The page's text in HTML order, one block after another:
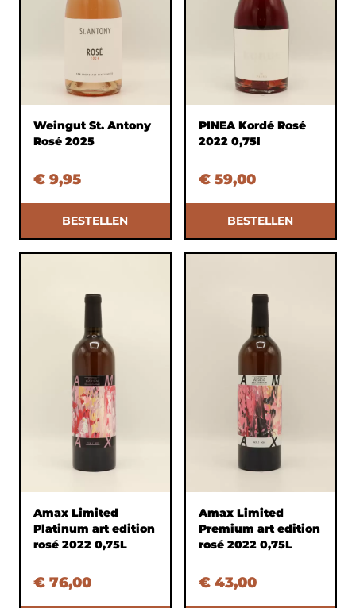
Weingut St. Antony
Rosé 2025
€ 9,95
BESTELLEN
PINEA Kordé Rosé
2022 0,75l
€ 59,00
BESTELLEN
Amax Limited
Platinum art edition
rosé 2022 0,75L
€ 76,00
Amax Limited
Premium art edition
rosé 2022 0,75L
€ 43,00